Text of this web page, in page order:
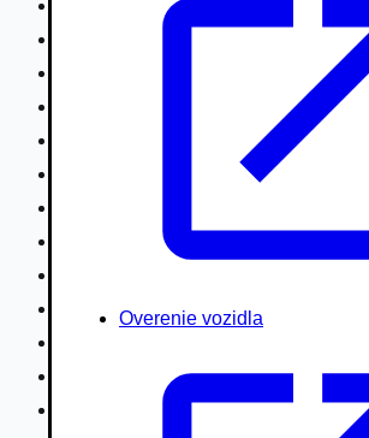
Overenie vozidla
Nákladné vozidlá nad 7,5t
Vodné/Snežné skútre, štvorkolky
Poľnohospodárske vozidlá / stroje
Hydraulické ruky autožeriavy
Špeciály/nosiče kontajnerov
Návesy/prívesy nadstavby